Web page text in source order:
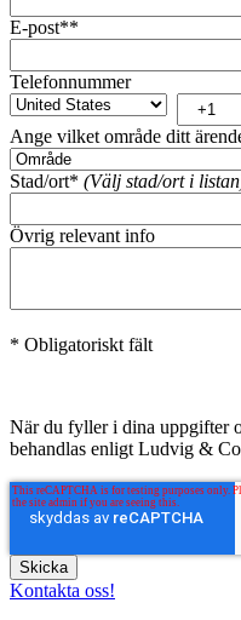
E-post**
Telefonnummer
Ange vilket område ditt
Stad/ort* (Välj stad/ort i
Övrig relevant info
* Obligatoriskt fält
När du fyller i dina uppgifter
behandlas enligt Ludvig &
Kontakta oss!